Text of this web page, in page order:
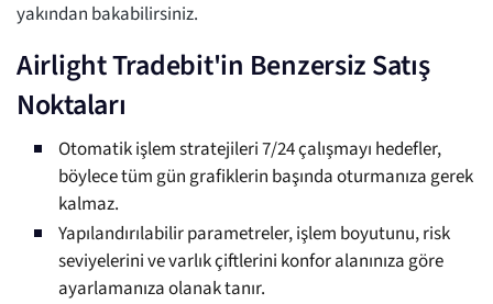
yakından bakabilirsiniz.
Airlight Tradebit'in Benzersiz Satış
Noktaları
Otomatik işlem stratejileri 7/24 çalışmayı hedefler,
böylece tüm gün grafiklerin başında oturmanıza gerek
kalmaz.
Yapılandırılabilir parametreler, işlem boyutunu, risk
seviyelerini ve varlık çiftlerini konfor alanınıza göre
ayarlamanıza olanak tanır.